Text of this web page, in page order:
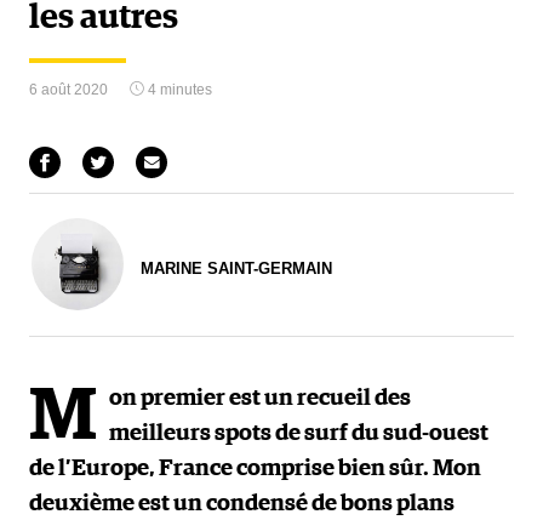
les autres
6 août 2020 4 minutes
MARINE SAINT-GERMAIN
M on premier est un recueil des
meilleurs spots de surf du sud-ouest
de l’Europe, France comprise bien sûr. Mon
deuxième est un condensé de bons plans